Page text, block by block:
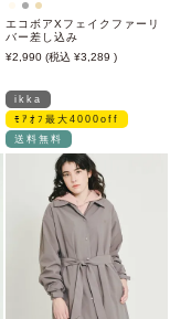
エコボアXフェイクファーリ
バー差し込み
2,990
3,289
ikka
ﾓｱｵﾌ最大4000off
送料無料